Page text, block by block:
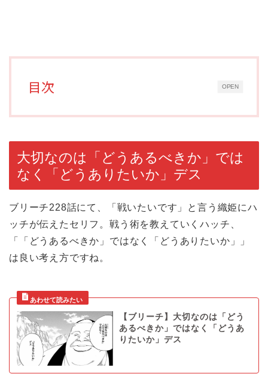
OPEN
目次
大切なのは「どうあるべきか」では
なく「どうありたいか」デス
ブリーチ228話にて、「戦いたいです」と言う織姫にハ
ッチが伝えたセリフ。戦う術を教えていくハッチ、
「「どうあるべきか」ではなく「どうありたいか」」
は良い考え方ですね。
【ブリーチ】大切なのは「どう
あるべきか」ではなく「どうあ
りたいか」デス